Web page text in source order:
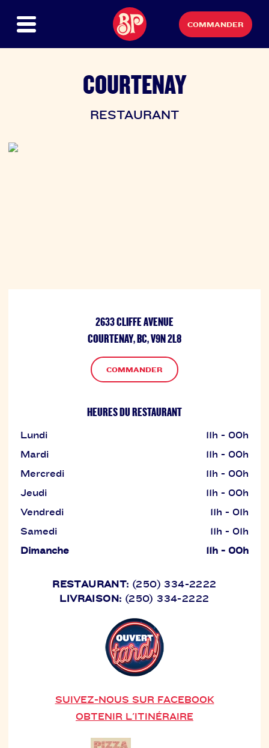
COMMANDER
COURTENAY
RESTAURANT
2633 CLIFFE AVENUE
COURTENAY, BC, V9N 2L8
COMMANDER
HEURES DU RESTAURANT
Lundi
11h - 00h
Mardi
11h - 00h
Mercredi
11h - 00h
Jeudi
11h - 00h
Vendredi
11h - 01h
Samedi
11h - 01h
Dimanche
11h - 00h
SUIVEZ-NOUS SUR FACEBOOK
OBTENIR L'ITINÉRAIRE
RESTAURANT: (250) 334-2222
LIVRAISON: (250) 334-2222